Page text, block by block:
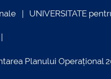
UNIVERSITATE
Planului Operațional